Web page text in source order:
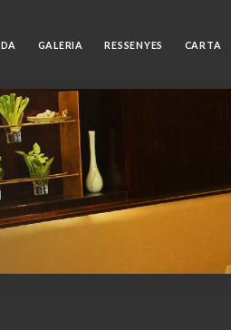
GALERIA RESSENYES CARTA